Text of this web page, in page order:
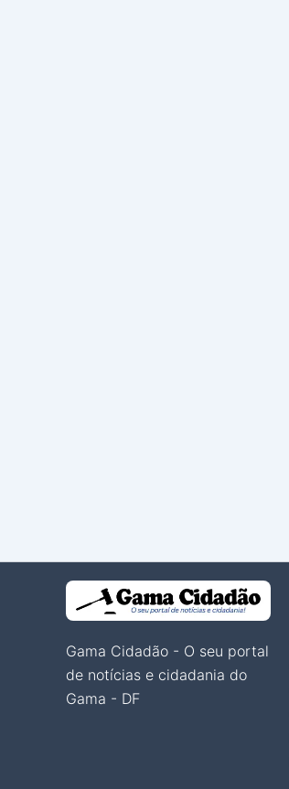
Gama Cidadão - O seu portal
de notícias e cidadania do
Gama - DF